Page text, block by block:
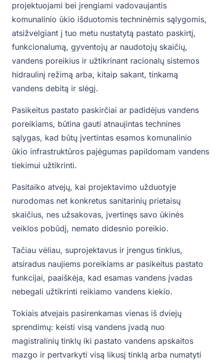
projektuojami bei įrengiami vadovaujantis
komunalinio ūkio išduotomis techninėmis sąlygomis,
atsižvelgiant į tuo metu nustatytą pastato paskirtį,
funkcionalumą, gyventojų ar naudotojų skaičių,
vandens poreikius ir užtikrinant racionalų sistemos
hidraulinį režimą arba, kitaip sakant, tinkamą
vandens debitą ir slėgį.
Pasikeitus pastato paskirčiai ar padidėjus vandens
poreikiams, būtina gauti atnaujintas technines
sąlygas, kad būtų įvertintas esamos komunalinio
ūkio infrastruktūros pajėgumas papildomam vandens
tiekimui užtikrinti.
Pasitaiko atvejų, kai projektavimo užduotyje
nurodomas net konkretus sanitarinių prietaisų
skaičius, nes užsakovas, įvertinęs savo ūkinės
veiklos pobūdį, nemato didesnio poreikio.
Tačiau vėliau, suprojektavus ir įrengus tinklus,
atsiradus naujiems poreikiams ar pasikeitus pastato
funkcijai, paaiškėja, kad esamas vandens įvadas
nebegali užtikrinti reikiamo vandens kiekio.
Tokiais atvejais pasirenkamas vienas iš dviejų
sprendimų: keisti visą vandens įvadą nuo
magistralinių tinklų iki pastato vandens apskaitos
mazgo ir pertvarkyti visą likusį tinklą arba numatyti